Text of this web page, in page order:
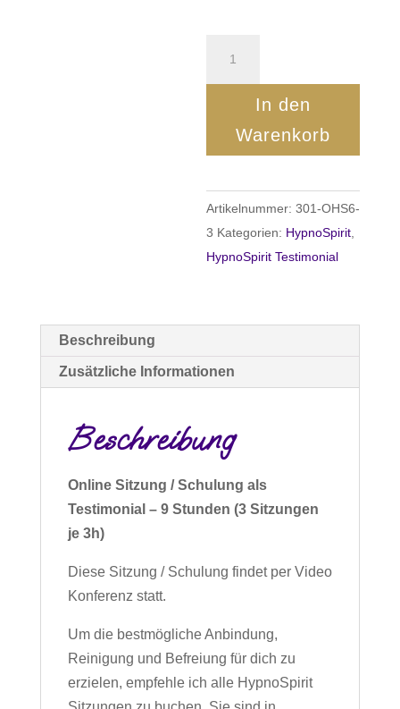
als
Testimonial
Menge
In den
Warenkorb
Artikelnummer:301-OHS6-
3 Kategorien: HypnoSpirit,
HypnoSpirit Testimonial
Beschreibung
Zusätzliche Informationen
Beschreibung
Online Sitzung / Schulung als
Testimonial – 9 Stunden (3 Sitzungen
je 3h)
Diese Sitzung / Schulung findet per Video
Konferenz statt.
Um die bestmögliche Anbindung,
Reinigung und Befreiung für dich zu
erzielen, empfehle ich alle HypnoSpirit